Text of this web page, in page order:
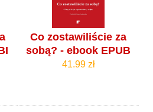
Co zostawiliście za
sobą? - ebook EPUB
41.99 zł